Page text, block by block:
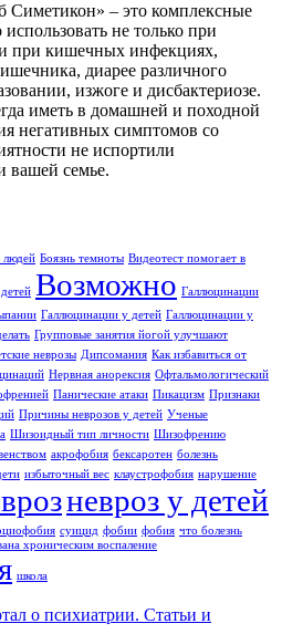
– это комплексные
не только при
при кишечных инфекциях,
диарее различного
изжоге и дисбактериозе.
иметь в домашней и походной
негативных симптомов со
не испортили
вашей семье.
людей Боязнь темноты Видеотест помогает в
Возможно Галлюцинации
Галлюцинации у детей Галлюцинации у
Групповые занятия йогой улучшают
неврозы Дипсомания Как избавиться от
Нервная анорексия Офтальмологический
Панические атаки Пикацизм Признаки
Причины неврозов у детей Ученые
Шизоидный тип личности Шизофрению
акрофобия бексаротен болезнь
избыточный вес клаустрофобия нарушение
невроз у детей
суицид фобии фобия что болезнь
хроническим воспаление
школа
о психиатрии. Статьи и